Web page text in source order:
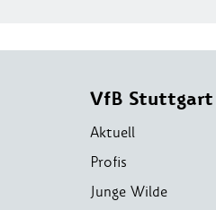
VfB Stuttgart
Aktuell
Profis
Junge Wilde